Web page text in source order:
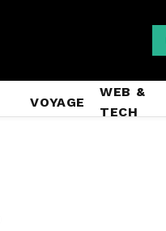
VOYAGE
WEB &
TECH